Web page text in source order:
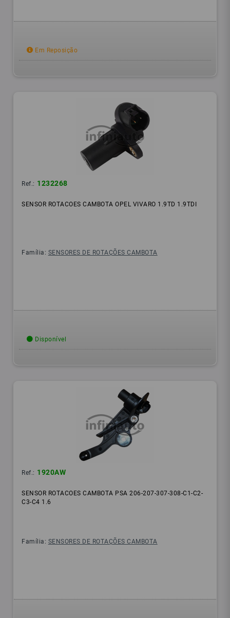
Em Reposição
Ref.: 1232268
SENSOR ROTACOES CAMBOTA OPEL VIVARO 1.9TD 1.9TDI
Família: SENSORES DE ROTAÇÕES CAMBOTA
Disponível
Ref.: 1920AW
SENSOR ROTACOES CAMBOTA PSA 206-207-307-308-C1-C2-
C3-C4 1.6
Família: SENSORES DE ROTAÇÕES CAMBOTA